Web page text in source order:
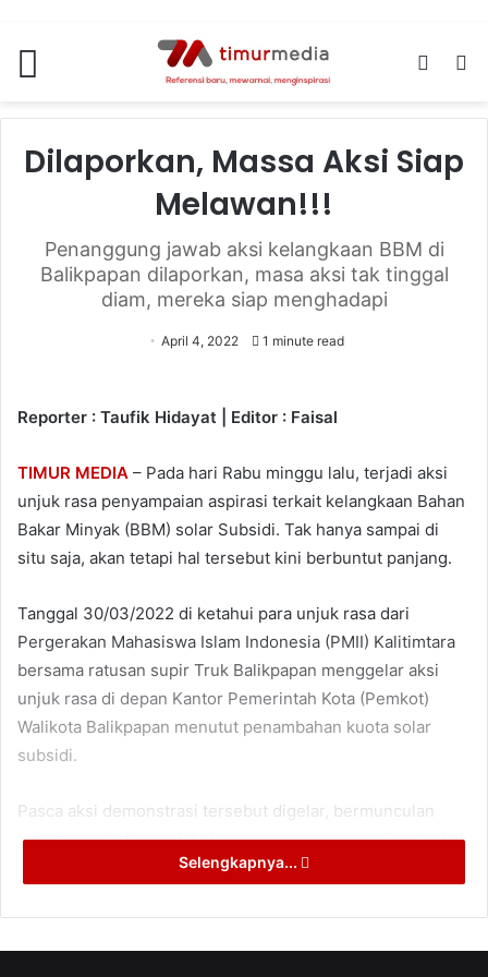
Switch
Dilaporkan, Massa Aksi Siap
Melawan!!!
Penanggung jawab aksi kelangkaan BBM di
Balikpapan dilaporkan, masa aksi tak tinggal
diam, mereka siap menghadapi
April 4, 2022 1 minute read
Reporter : Taufik Hidayat | Editor : Faisal
TIMUR MEDIA – Pada hari Rabu minggu lalu, terjadi aksi
unjuk rasa penyampaian aspirasi terkait kelangkaan Bahan
Bakar Minyak (BBM) solar Subsidi. Tak hanya sampai di
situ saja, akan tetapi hal tersebut kini berbuntut panjang.
Tanggal 30/03/2022 di ketahui para unjuk rasa dari
Pergerakan Mahasiswa Islam Indonesia (PMII) Kalitimtara
bersama ratusan supir Truk Balikpapan menggelar aksi
unjuk rasa di depan Kantor Pemerintah Kota (Pemkot)
Walikota Balikpapan menutut penambahan kuota solar
subsidi.
Pasca aksi demonstrasi tersebut digelar, bermunculan
beredarnya informasi, bahwa para penanggung jawab aksi
di laporkan, lantaran di duga massa aksi melakukan
pas disebrang Kantor DPRD Balikpapan.
Selengkapnya...